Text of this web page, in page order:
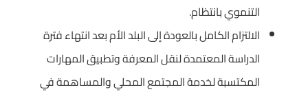
التنموي بانتظام.
الالتزام الكامل بالعودة إلى البلد الأم بعد انتهاء فترة
الدراسة المعتمدة لنقل المعرفة وتطبيق المهارات
المكتسبة لخدمة المجتمع المحلي والمساهمة في